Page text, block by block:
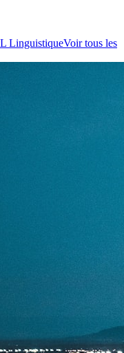
LinguistiqueVoir tous les